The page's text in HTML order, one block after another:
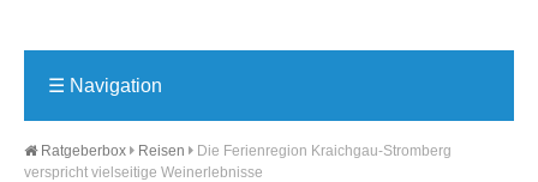
☰ Navigation
Ratgeberbox Reisen
Die Ferienregion Kraichgau-Stromberg
verspricht vielseitige Weinerlebnisse